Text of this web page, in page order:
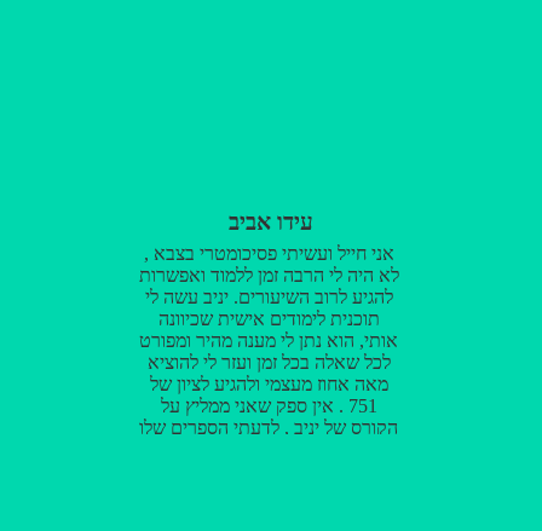
עידו אביב
אני חייל ועשיתי פסיכומטרי בצבא ,
לא היה לי הרבה זמן ללמוד ואפשרות
להגיע לרוב השיעורים. יניב עשה לי
תוכנית לימודים אישית שכיוונה
אותי, הוא נתן לי מענה מהיר ומפורט
לכל שאלה בכל זמן ועזר לי להוציא
מאה אחוז מעצמי ולהגיע לציון של
751 . אין ספק שאני ממליץ על
הקורס של יניב , לדעתי הספרים שלו